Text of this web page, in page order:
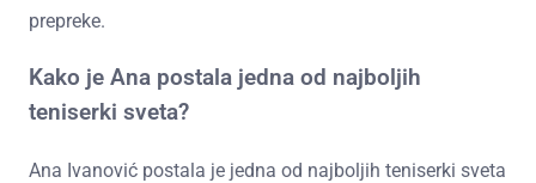
prepreke.
Kako je Ana postala jedna od najboljih
teniserki sveta?
Ana Ivanović postala je jedna od najboljih teniserki sveta